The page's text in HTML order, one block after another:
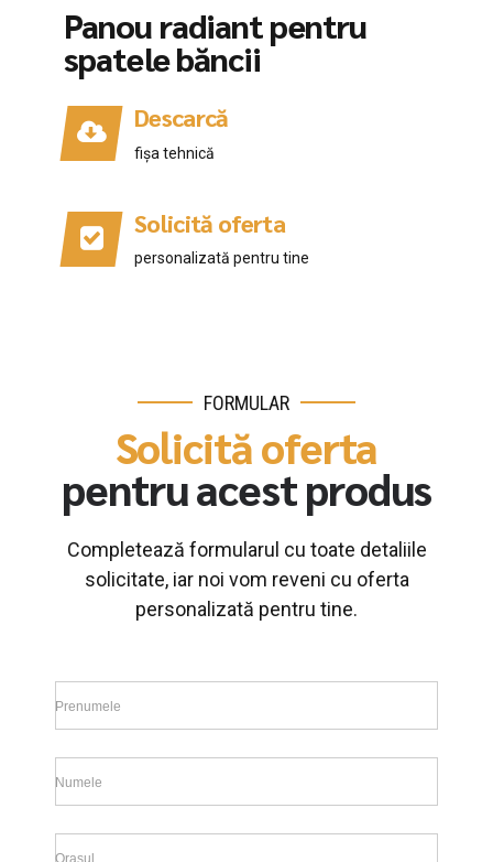
Panou radiant pentru
spatele băncii
Descarcă
fișa tehnică
Solicită oferta
personalizată pentru tine
FORMULAR
Solicită oferta
pentru acest produs
Completează formularul cu toate detaliile
solicitate, iar noi vom reveni cu oferta
personalizată pentru tine.
Prenumele
Numele
Orașul